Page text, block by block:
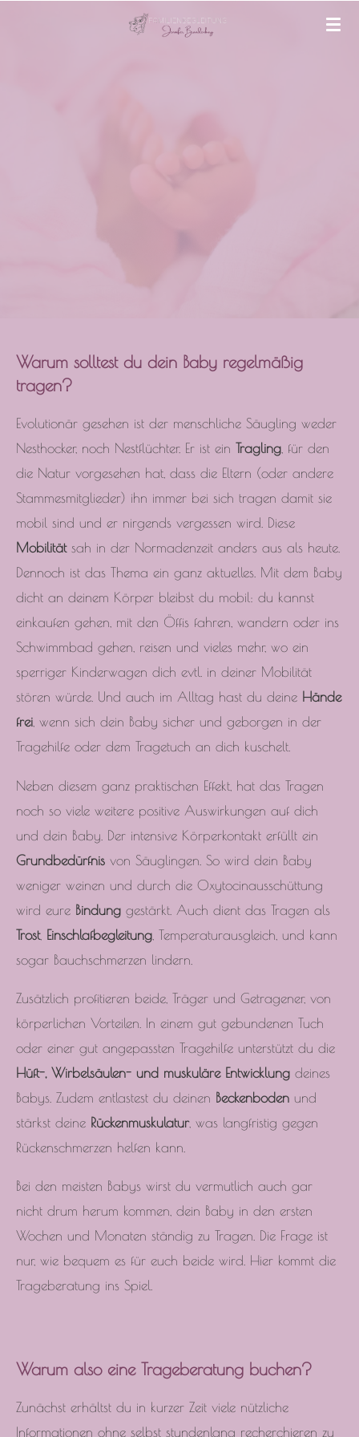
Warum solltest du dein Baby regelmäßig
tragen?
Evolutionär gesehen ist der menschliche Säugling weder
Nesthocker, noch Nestflüchter. Er ist ein Tragling, für den
die Natur vorgesehen hat, dass die Eltern (oder andere
Stammesmitglieder) ihn immer bei sich tragen damit sie
mobil sind und er nirgends vergessen wird. Diese
Mobilitätsah in der Normadenzeit anders aus als heute.
Dennoch ist das Thema ein ganz aktuelles. Mit dem Baby
dicht an deinem Körper bleibst du mobil: du kannst
einkaufen gehen, mit den Öffis fahren, wandern oder ins
Schwimmbad gehen, reisen und vieles mehr, wo ein
sperriger Kinderwagen dich evtl. in deiner Mobilität
stören würde. Und auch im Alltag hast du deine Hände
frei, wenn sich dein Baby sicher und geborgen in der
Tragehilfe oder dem Tragetuch an dich kuschelt.
Neben diesem ganz praktischen Effekt, hat das Tragen
noch so viele weitere positive Auswirkungen auf dich
und dein Baby. Der intensive Körperkontakt erfüllt ein
Grundbedürfnis von Säuglingen. So wird dein Baby
weniger weinen und durch die Oxytocinausschüttung
wird eure Bindung gestärkt. Auch dient das Tragen als
Trost, Einschlafbegleitung , Temperaturausgleich, und kann
sogar Bauchschmerzen lindern.
Zusätzlich profitieren beide, Träger und Getragener, von
körperlichen Vorteilen. In einem gut gebundenen Tuch
oder einer gut angepassten Tragehilfe unterstützt du die
Hüft-, Wirbelsäulen- und muskuläre Entwicklung deines
Babys. Zudem entlastest du deinen Beckenboden und
stärkst deine Rückenmuskulatur, was langfristig gegen
Rückenschmerzen helfen kann.
Bei den meisten Babys wirst du vermutlich auch gar
nicht drum herum kommen, dein Baby in den ersten
Wochen und Monaten ständig zu Tragen. Die Frage ist
nur, wie bequem es für euch beide wird. Hier kommt die
Trageberatung ins Spiel.
Warum also eine Trageberatung buchen?
Zunächst erhältst du in kurzer Zeit viele nützliche
Informationen ohne selbst stundenlang recherchieren zu